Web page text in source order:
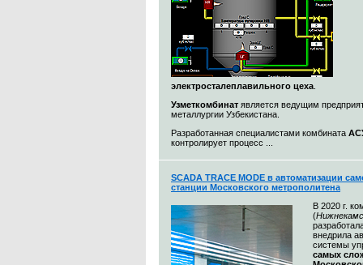
электросталеплавильного цеха
Узметкомбинат является ведущим
металлургии Узбекистана.
Разработанная специалистами комбината
контролирует процесс ...
SCADA TRACE MODE в автоматизации
станции Московского метрополитена
В 2020 г.
(
внедрила
системы
самых